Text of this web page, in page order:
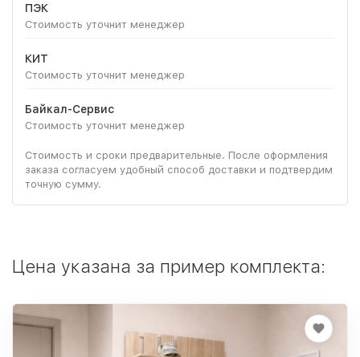
ПЭК
Стоимость уточнит менеджер
КИТ
Стоимость уточнит менеджер
Байкал-Сервис
Стоимость уточнит менеджер
Стоимость и сроки предварительные. После оформления
заказа согласуем удобный способ доставки и подтвердим
точную сумму.
Цена указана за пример комплекта: